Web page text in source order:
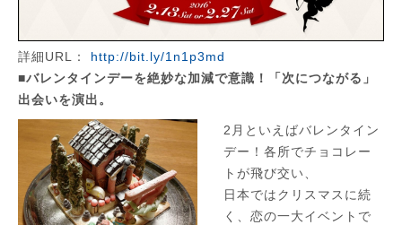
詳細URL：
http://bit.ly/1n1p3md
■バレンタインデーを絶妙な加減で意識！「次につながる」
出会いを演出。
2月といえばバレンタイン
デー！各所でチョコレー
トが飛び交い、
日本ではクリスマスに続
く、恋の一大イベントで